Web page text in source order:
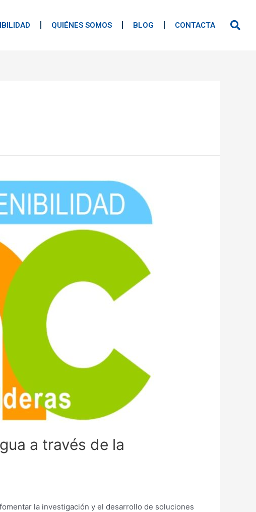
QUIÉNES SOMOS BLOG CONTACTA
a través de la
la investigación y el desarrollo de soluciones